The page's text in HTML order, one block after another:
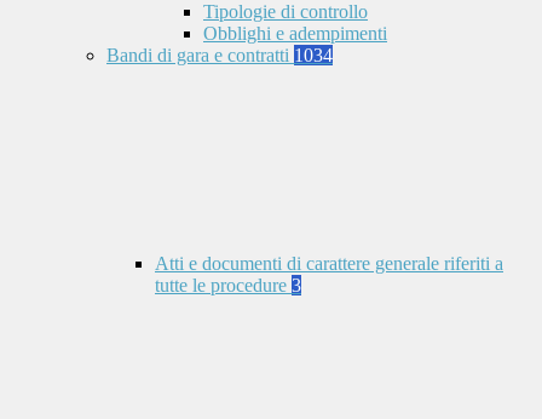
Tipologie di controllo
Obblighi e adempimenti
Bandi di gara e contratti 1034
Atti e documenti di carattere generale riferiti a
tutte le procedure 3